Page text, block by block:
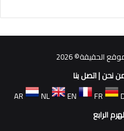
الحقيقة© 2026
نحن|اتصل بنا
AR
NL EN FR
الرابع